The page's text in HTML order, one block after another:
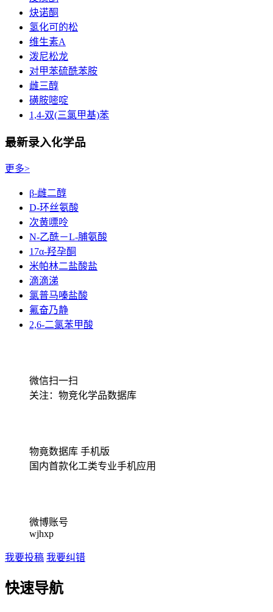
炔诺酮
氢化可的松
维生素A
泼尼松龙
对甲苯硫酰苯胺
雌三醇
磺胺嘧啶
1,4-双(三氯甲基)苯
最新录入化学品
更多>
β-雌二醇
D-环丝氨酸
次黄嘌呤
N-乙酰－L-脯氨酸
17α-羟孕酮
米帕林二盐酸盐
滴滴涕
氯普马嗪盐酸
氟奋乃静
2,6-二氯苯甲酸
微信扫一扫
关注：物竞化学品数据库
物竟数据库 手机版
国内首款化工类专业手机应用
微博账号
wjhxp
我要投稿 我要纠错
快速导航